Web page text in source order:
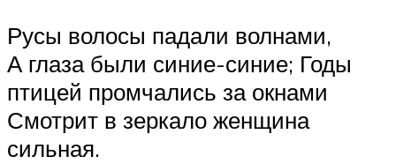
Русы волосы падали волнами,
А глаза были синие-синие; Годы
птицей промчались за окнами
Смотрит в зеркало женщина
сильная.